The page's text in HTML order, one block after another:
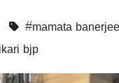
#mamata
bjp